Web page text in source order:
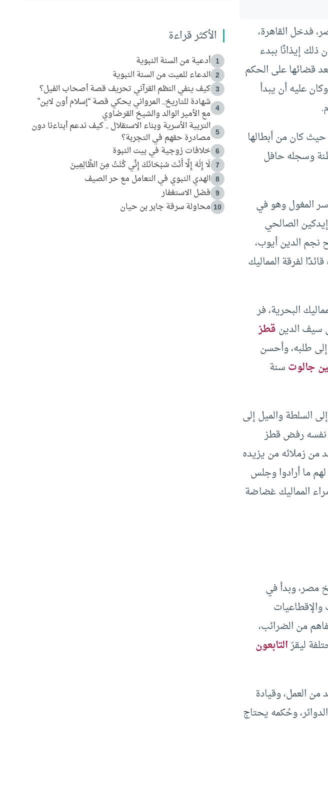
فدخل القاهرة،
من ذي القعدة 658هـ= 24 من أكتوبر 12600م) فكان ذلك إيذانًا ببدء
قضائها على الحكم
عليه أن يبدأ
كان من أبطالها
وسجله حافل
سنة (620هـ= 1223م) ووقع في أسر المغول وهو في
الصالحي
نجم الدين أيوب،
لفرقة المماليك
البحرية، فر
سيف الدينقطز
إلى طلبه، وأحسن
جالوتسنة
السلطة والميل إلى
نفسه رفض قطز
زملائه من يزيده
ما أرادوا وجلس
المماليك غضاضة
مصر، وبدأ في
والإقطاعيات
من الضرائب،
ليقرّالتابعون
العمل، وقيادة
وحُكمه يحتاج
الأكثر قراءة
1 أدعية من السنة النبوية
2 الدعاء للميت من السنة النبوية
3 كيف ينفي النظم القرآني تحريف قصة أصحاب الفيل؟
4
شهادة للتاريخ.. المرواني يحكي قصة “إسلام أون لاين”
مع الأمير الوالد والشيخ القرضاوي
5
التربية الأسرية وبناء الاستقلال .. كيف ندعم أبناءنا دون
مصادرة حقهم في التجربة؟
6 خلافات زوجية في بيت النبوة
7 لَا إِلَهَ إِلَّا أَنْتَ سُبْحَانَكَ إِنِّي كُنْتُ مِنَ الظَّالِمِينَ
8 الهدي النبوي في التعامل مع حر الصيف
9 فضل الاستغفار
10 محاولة سرقة جابر بن حيان